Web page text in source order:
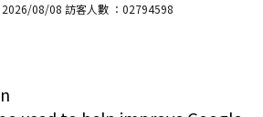
2026/08/08 訪客人數 ：02794598